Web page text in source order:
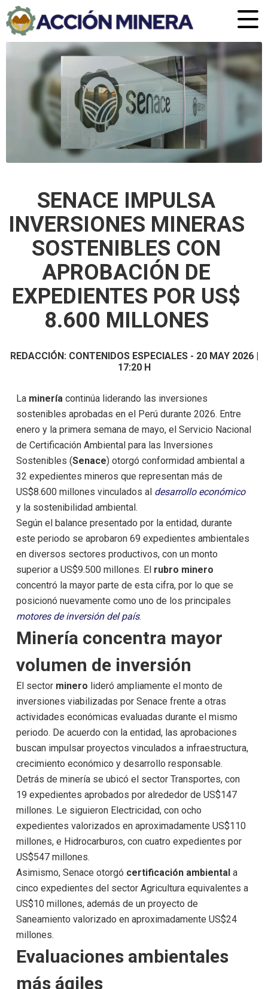
SENACE IMPULSA
INVERSIONES MINERAS
SOSTENIBLES CON
APROBACIÓN DE
EXPEDIENTES POR US$
8.600 MILLONES
REDACCIÓN: CONTENIDOS ESPECIALES- 20 MAY 2026 |
17:20 H
La minería continúa liderando las inversiones
sostenibles aprobadas en el Perú durante 2026. Entre
enero y la primera semana de mayo, el Servicio Nacional
de Certificación Ambiental para las Inversiones
Sostenibles (Senace) otorgó conformidad ambiental a
32 expedientes mineros que representan más de
US$8.600 millones vinculados al desarrollo económico
y la sostenibilidad ambiental.
Según el balance presentado por la entidad, durante
este periodo se aprobaron 69 expedientes ambientales
en diversos sectores productivos, con un monto
superior a US$9.500 millones. El rubro minero
concentró la mayor parte de esta cifra, por lo que se
posicionó nuevamente como uno de los principales
motores de inversión del país.
Minería concentra mayor
volumen de inversión
El sector minero lideró ampliamente el monto de
inversiones viabilizadas por Senace frente a otras
actividades económicas evaluadas durante el mismo
periodo. De acuerdo con la entidad, las aprobaciones
buscan impulsar proyectos vinculados a infraestructura,
crecimiento económico y desarrollo responsable.
Detrás de minería se ubicó el sector Transportes, con
19 expedientes aprobados por alrededor de US$147
millones. Le siguieron Electricidad, con ocho
expedientes valorizados en aproximadamente US$110
millones, e Hidrocarburos, con cuatro expedientes por
US$547 millones.
Asimismo, Senace otorgó certificación ambiental a
cinco expedientes del sector Agricultura equivalentes a
US$10 millones, además de un proyecto de
Saneamiento valorizado en aproximadamente US$24
millones.
Evaluaciones ambientales
más ágiles